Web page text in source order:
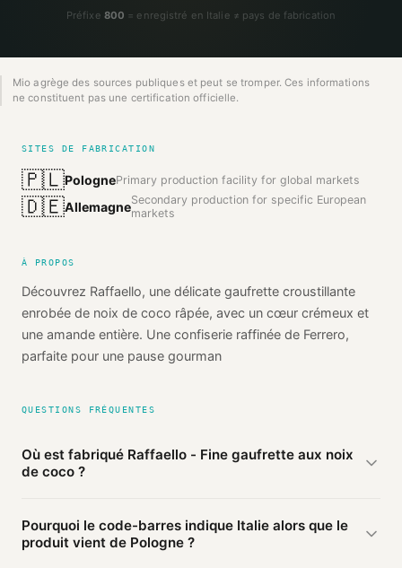
Préfixe 800 = enregistré en Italie ≠ pays de fabrication
Mio agrège des sources publiques et peut se tromper. Ces informations
ne constituent pas une certification officielle.
SITES DE FABRICATION
🇵🇱PolognePrimary production facility for global markets
🇩🇪AllemagneSecondary production for specific European
markets
À PROPOS
Découvrez Raffaello, une délicate gaufrette croustillante
enrobée de noix de coco râpée, avec un cœur crémeux et
une amande entière. Une confiserie raffinée de Ferrero,
parfaite pour une pause gourman
QUESTIONS FRÉQUENTES
Où est fabriqué Raffaello - Fine gaufrette aux noix
de coco ?
Fine gaufrette aux noix de coco de Ferrero est fabriqué en
Pologne (vérifié). Cette information est basée sur 2
Pourquoi le code-barres indique Italie alors que le
produit vient de Pologne ?